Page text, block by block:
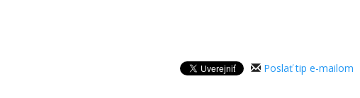
Poslať tip e-mailom